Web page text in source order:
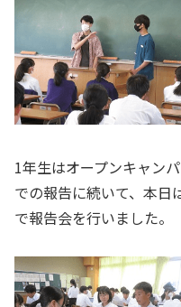
1年生はオープンキャン
での報告に続いて、本日
で報告会を行いました。